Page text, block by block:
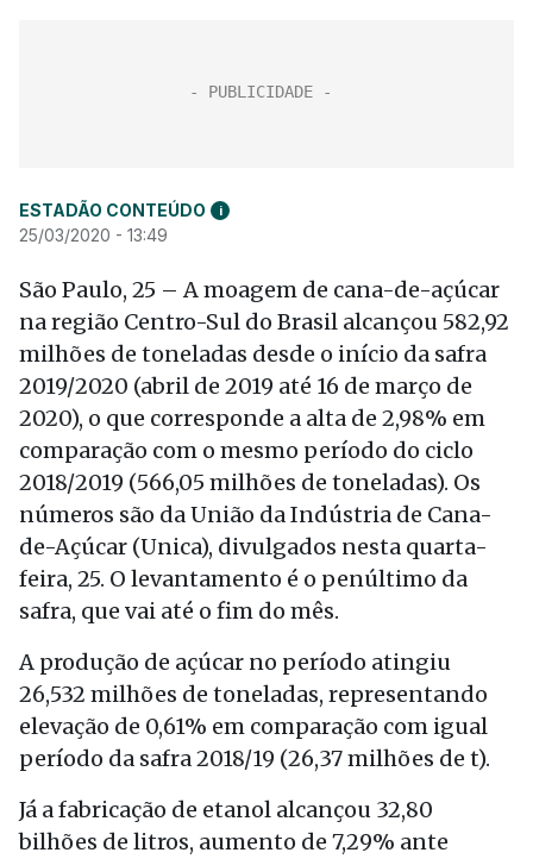
ESTADÃO CONTEÚDO i
25/03/2020 - 13:49
São Paulo, 25 – A moagem de cana-de-açúcar
na região Centro-Sul do Brasil alcançou 582,92
milhões de toneladas desde o início da safra
2019/2020 (abril de 2019 até 16 de março de
2020), o que corresponde a alta de 2,98% em
comparação com o mesmo período do ciclo
2018/2019 (566,05 milhões de toneladas). Os
números são da União da Indústria de Cana-
de-Açúcar (Unica), divulgados nesta quarta-
feira, 25. O levantamento é o penúltimo da
safra, que vai até o fim do mês.
A produção de açúcar no período atingiu
26,532 milhões de toneladas, representando
elevação de 0,61% em comparação com igual
período da safra 2018/19 (26,37 milhões de t).
Já a fabricação de etanol alcançou 32,80
bilhões de litros, aumento de 7,29% ante